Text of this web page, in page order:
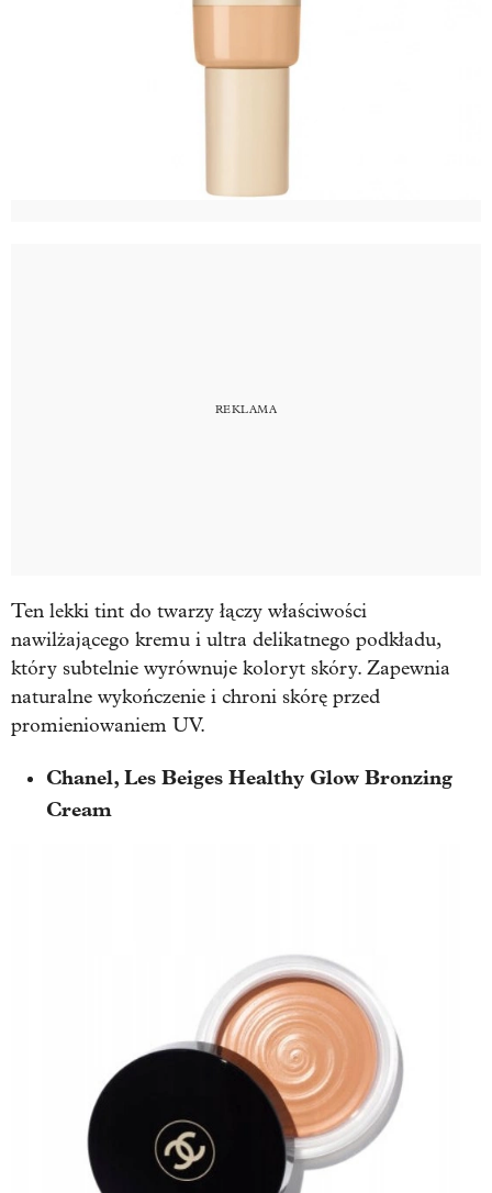
Ten lekki tint do twarzy łączy właściwości
nawilżającego kremu i ultra delikatnego podkładu,
który subtelnie wyrównuje koloryt skóry. Zapewnia
naturalne wykończenie i chroni skórę przed
promieniowaniem UV.
Chanel, Les Beiges Healthy Glow Bronzing
Cream